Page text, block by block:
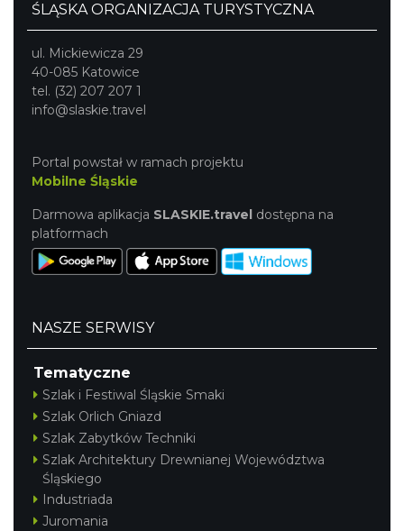
ŚLĄSKA ORGANIZACJA TURYSTYCZNA
ul. Mickiewicza 29
40-085 Katowice
tel. (32) 207 207 1
info@slaskie.travel
Portal powstał w ramach projektu
Mobilne Śląskie
Darmowa aplikacja SLASKIE.travel dostępna na
platformach
NASZE SERWISY
Tematyczne
Szlak i Festiwal Śląskie Smaki
Szlak Orlich Gniazd
Szlak Zabytków Techniki
Szlak Architektury Drewnianej Województwa
Śląskiego
Industriada
Juromania